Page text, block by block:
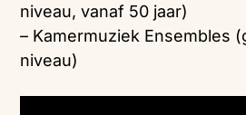
niveau, vanaf 50 jaar)
– Kamermuziek Ensembles
niveau)